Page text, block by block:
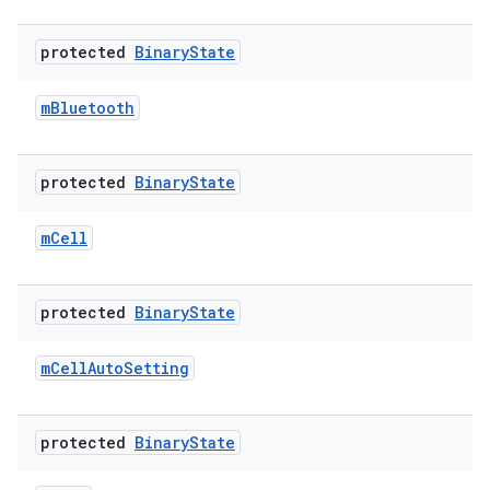
protected BinaryState
mBluetooth
protected BinaryState
mCell
protected BinaryState
mCellAutoSetting
protected BinaryState